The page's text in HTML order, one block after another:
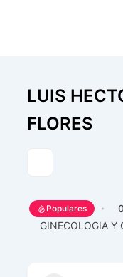
LUIS
FLORES
Populares
GINECOLOGIA Y